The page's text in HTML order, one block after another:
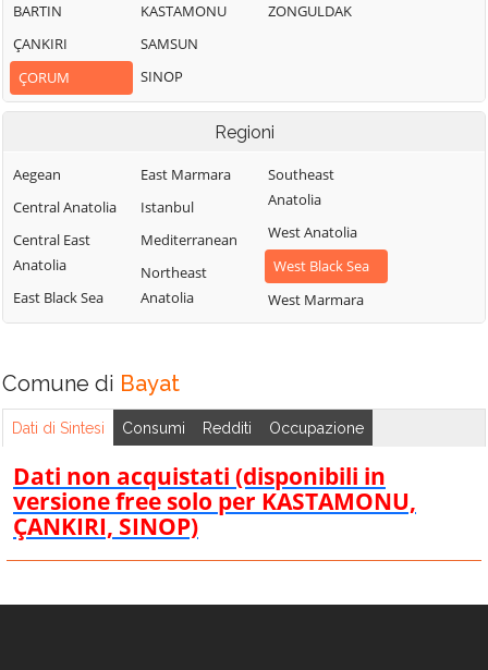
BARTIN
ÇANKIRI
ÇORUM
KASTAMONU
SAMSUN
SINOP
ZONGULDAK
Regioni
Aegean
Central Anatolia
Central East
Anatolia
East Black Sea
East Marmara
Istanbul
Mediterranean
Northeast
Anatolia
Southeast
Anatolia
West Anatolia
West Black Sea
West Marmara
Comune di Bayat
Dati di Sintesi Consumi Redditi Occupazione
Dati non acquistati (disponibili in
versione free solo per KASTAMONU,
ÇANKIRI, SINOP)